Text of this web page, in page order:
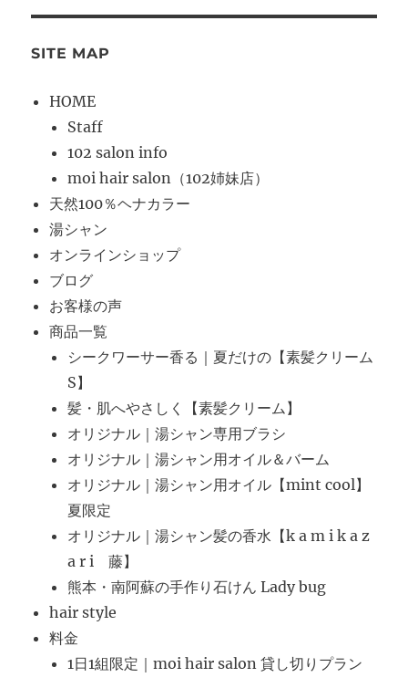
SITE MAP
HOME
Staff
102 salon info
moi hair salon（102姉妹店）
天然100％ヘナカラー
湯シャン
オンラインショップ
ブログ
お客様の声
商品一覧
シークワーサー香る｜夏だけの【素髪クリーム
S】
髪・肌へやさしく【素髪クリーム】
オリジナル｜湯シャン専用ブラシ
オリジナル｜湯シャン用オイル＆バーム
オリジナル｜湯シャン用オイル【mint cool】
夏限定
オリジナル｜湯シャン髪の香水【k a m i k a z
a r i 藤】
熊本・南阿蘇の手作り石けん Lady bug
hair style
料金
1日1組限定｜moi hair salon 貸し切りプラン